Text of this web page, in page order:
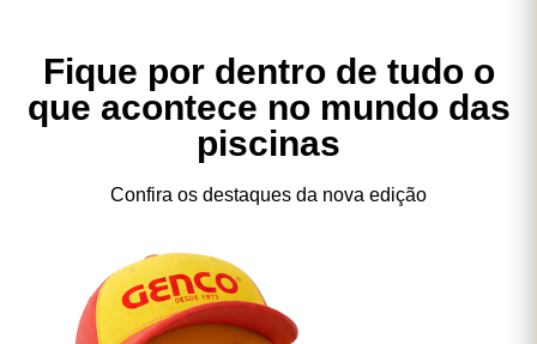
SAIBA +
Fique por dentro de tudo o
que acontece no mundo das
piscinas
Confira os destaques da nova edição